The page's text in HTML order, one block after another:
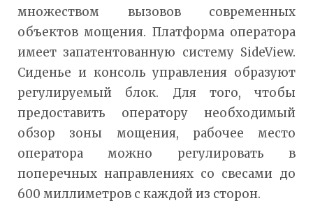
множеством вызовов современных
объектов мощения. Платформа оператора
имеет запатентованную систему SideView.
Сиденье и консоль управления образуют
регулируемый блок. Для того, чтобы
предоставить оператору необходимый
обзор зоны мощения, рабочее место
оператора можно регулировать в
поперечных направлениях со свесами до
600 миллиметров с каждой из сторон.